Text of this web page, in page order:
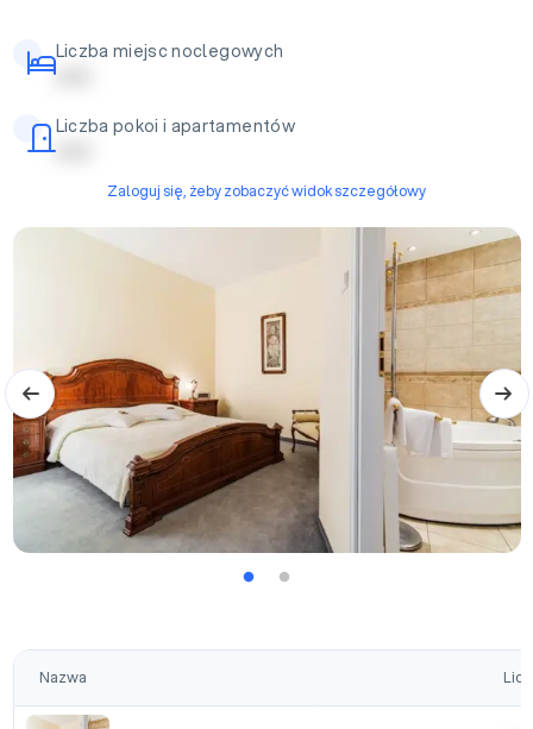
Liczba miejsc noclegowych
| | | | |
Liczba pokoi i apartamentów
| | | | |
Zaloguj się, żeby zobaczyć widok szczegółowy
Nazwa